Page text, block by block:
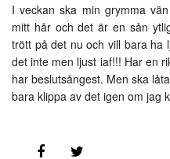
I veckan ska min grymma
mitt hår och det är en sån
trött på det nu och vill bara ha
det inte men ljust iaf!!! Har en
har beslutsångest. Men ska
bara klippa av det igen om jag